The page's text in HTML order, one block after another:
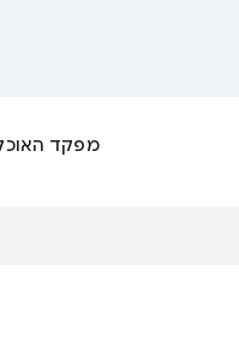
מפקד